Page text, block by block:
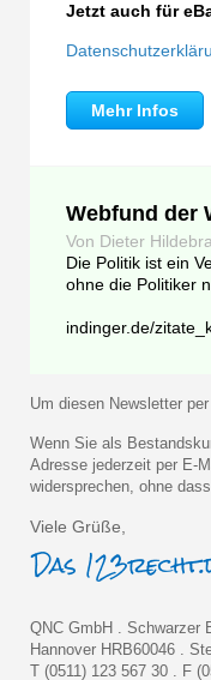
Jetzt auch für
Mehr Infos
Webfund der
Von Dieter
Die Politik ist ein
ohne die Politiker
indinger.de/
Um diesen Newsletter
Wenn Sie als
Adresse jederzeit per E-
widersprechen, ohne
Viele Grüße,
QNC GmbH . Schwarzer
Hannover HRB60046 .
T (0511) 123 567 30 . F